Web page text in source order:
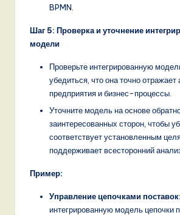
BPMN.
Шаг 5: Проверка и уточнение
модели
Проверьте интегрированную
убедиться, что она точно отражает
предприятия и бизнес-процессы.
Уточните модель на основе
заинтересованных сторон, чтобы
соответствует установленным
поддерживает всесторонний
Пример:
Управление цепочками поставок:
интегрированную модель цепочки